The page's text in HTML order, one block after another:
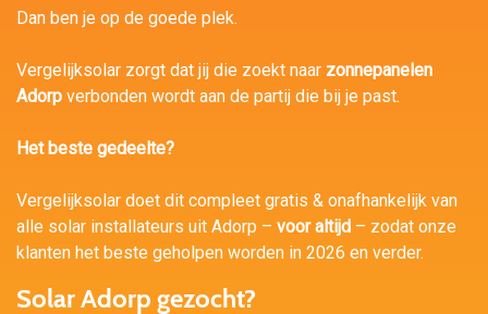
Dan ben je op de goede plek.
Vergelijksolar zorgt dat jij die zoekt naar zonnepanelen
Adorp verbonden wordt aan de partij die bij je past.
Het beste gedeelte?
Vergelijksolar doet dit compleet gratis & onafhankelijk van
alle solar installateurs uit Adorp – voor altijd – zodat onze
klanten het beste geholpen worden in 2026 en verder.
Solar Adorp gezocht?